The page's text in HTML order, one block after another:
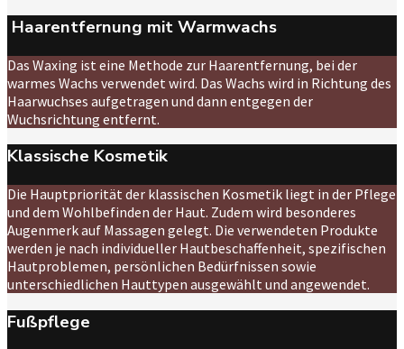
Haarentfernung mit Warmwachs
Das Waxing ist eine Methode zur Haarentfernung, bei der
warmes Wachs verwendet wird. Das Wachs wird in Richtung des
Haarwuchses aufgetragen und dann entgegen der
Wuchsrichtung entfernt.
Klassische Kosmetik
Die Hauptpriorität der klassischen Kosmetik liegt in der Pflege
und dem Wohlbefinden der Haut. Zudem wird besonderes
Augenmerk auf Massagen gelegt. Die verwendeten Produkte
werden je nach individueller Hautbeschaffenheit, spezifischen
Hautproblemen, persönlichen Bedürfnissen sowie
unterschiedlichen Hauttypen ausgewählt und angewendet.
Fußpflege